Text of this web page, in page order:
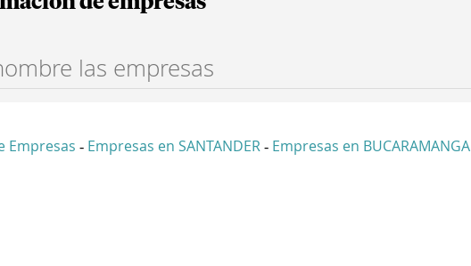
Empresas - Empresas en SANTANDER - Empresas en BUCARAMANGA